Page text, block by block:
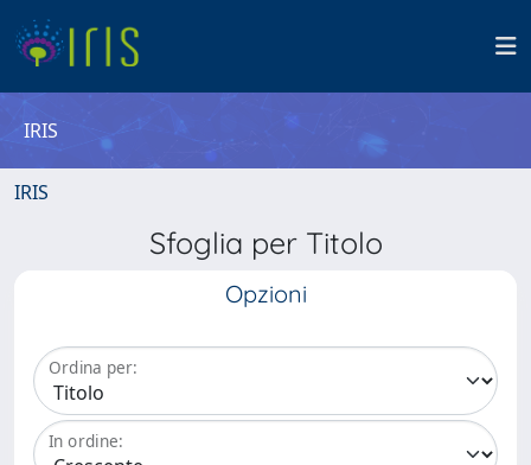
IRIS
IRIS
Sfoglia per Titolo
Opzioni
Ordina per:
In ordine: